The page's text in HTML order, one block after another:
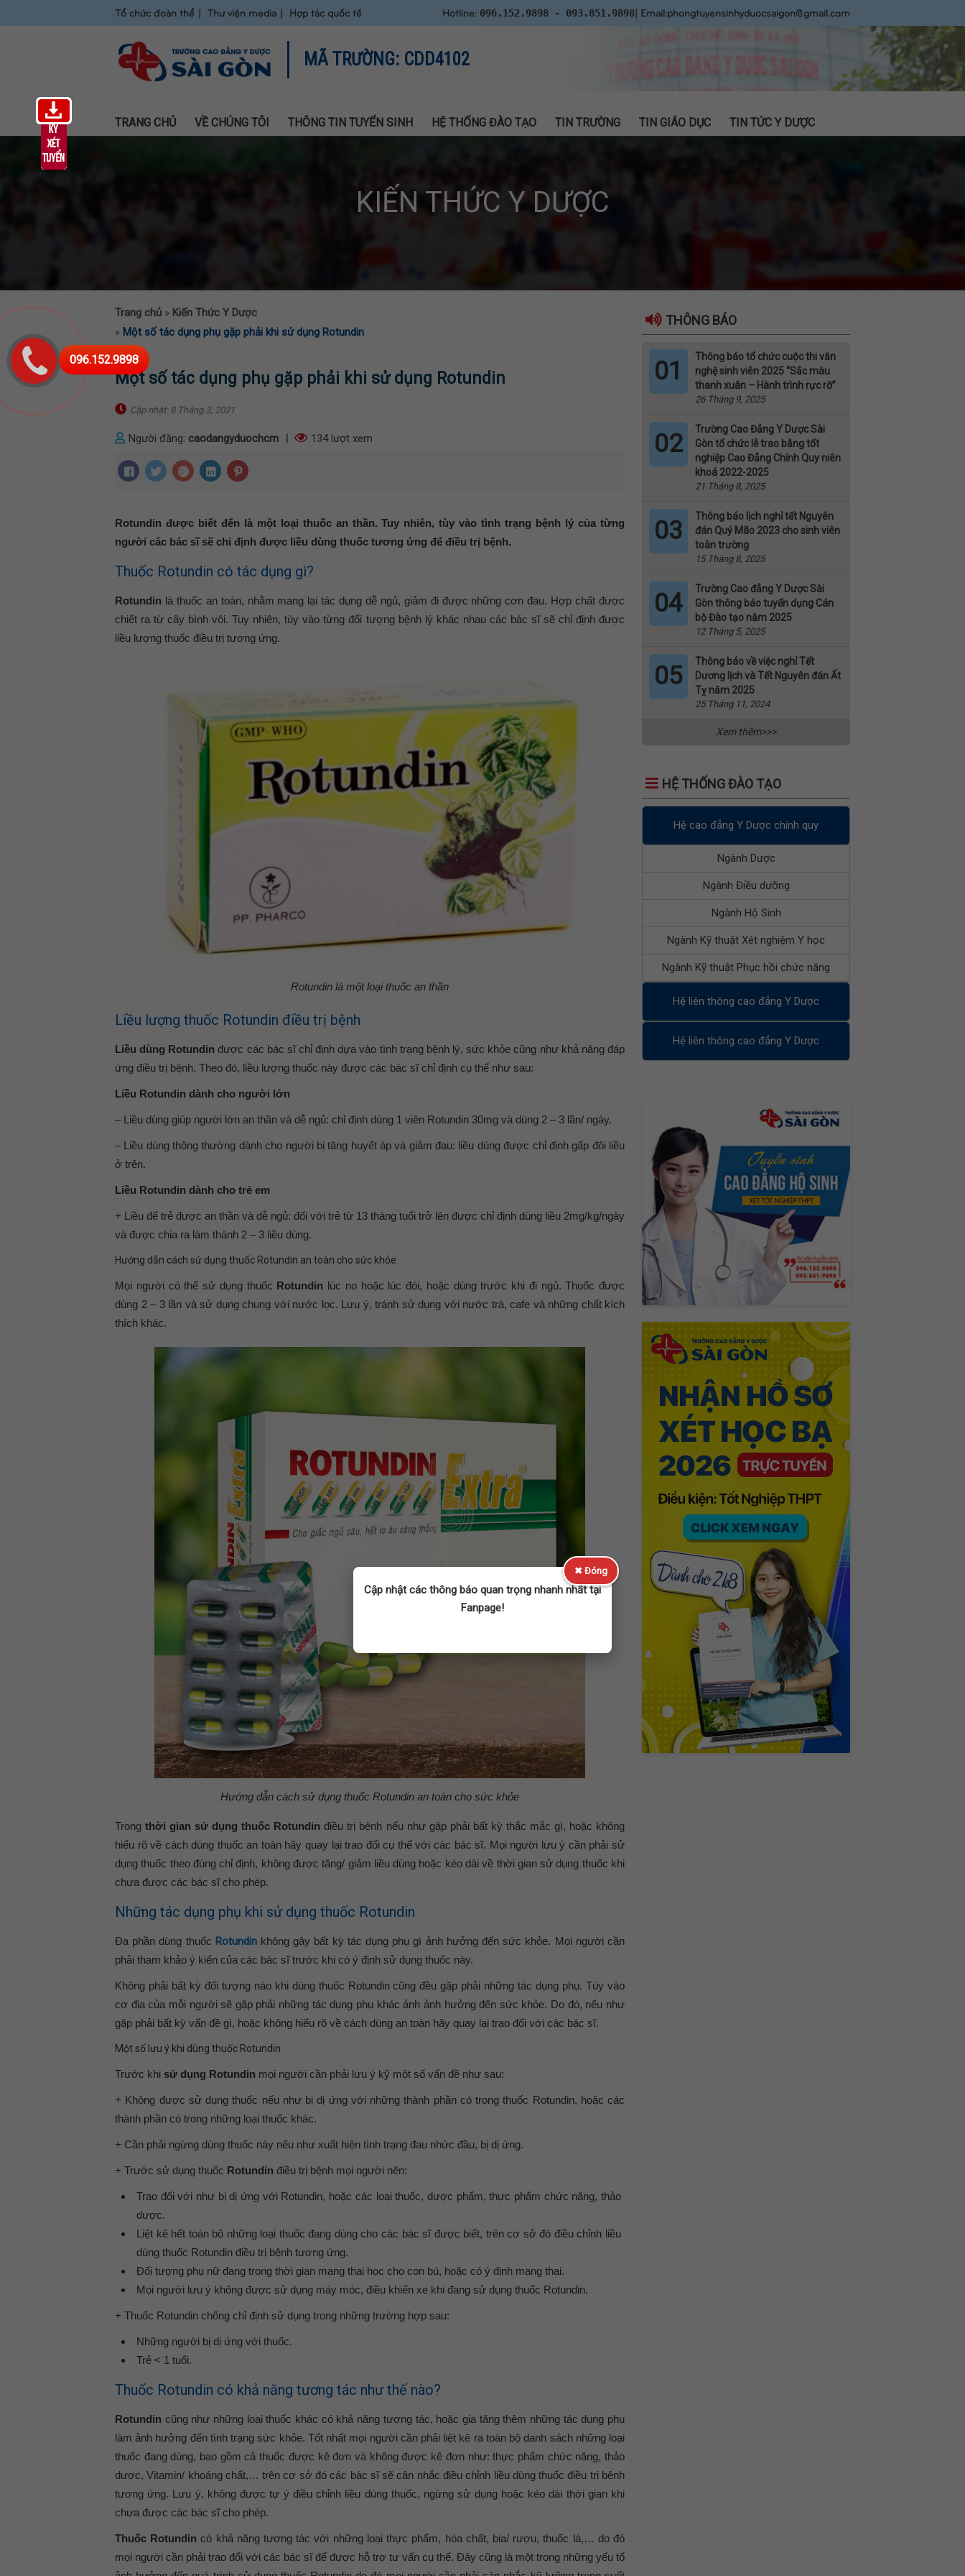
Tổ chức đoàn thể Thư viện media Hợp tác quốc tế Hotline: 096.152.9898 - 093.851.9898| Email:phongtuyensinhyduocsaigon@gmail.com
MÃ TRƯỜNG: CDD4102
TRANG CHỦ VỀ CHÚNG TÔI THÔNG TIN TUYỂN SINH HỆ THỐNG ĐÀO TẠO TIN TRƯỜNG TIN GIÁO DỤC TIN TỨC Y DƯỢC
096.152.9898
KIẾN THỨC Y DƯỢC
Trang chủ » Kiến Thức Y Dược
» Một số tác dụng phụ gặp phải khi sử dụng Rotundin
Một số tác dụng phụ gặp phải khi sử dụng Rotundin
Cập nhật: 8 Tháng 3, 2021
Người đăng: caodangyduochcm 134 lượt xem
Rotundin được biết đến là một loại thuốc an thần. Tuy nhiên, tùy vào tình trạng bệnh lý của từng
người các bác sĩ sẽ chỉ định được liều dùng thuốc tương ứng để điều trị bệnh.
Thuốc Rotundin có tác dụng gì?
Rotundin là thuốc an toàn, nhằm mang lại tác dụng dễ ngủ, giảm đi được những cơn đau. Hợp chất được
chiết ra từ cây bình vôi. Tuy nhiên, tùy vào từng đối tượng bệnh lý khác nhau các bác sĩ sẽ chỉ định được
liều lượng thuốc điều trị tương ứng.
Rotundin là một loại thuốc an thần
Liều lượng thuốc Rotundin điều trị bệnh
Liều dùng Rotundin được các bác sĩ chỉ định dựa vào tình trạng bệnh lý, sức khỏe cũng như khả năng đáp
ứng điều trị bệnh. Theo đó, liều lượng thuốc này được các bác sĩ chỉ định cụ thể như sau:
Liều Rotundin dành cho người lớn
– Liều dùng giúp người lớn an thần và dễ ngủ: chỉ định dùng 1 viên Rotundin 30mg và dùng 2 – 3 lần/ ngày.
– Liều dùng thông thường dành cho người bị tăng huyết áp và giảm đau: liều dùng được chỉ định gấp đôi liều
ở trên.
Liều Rotundin dành cho trẻ em
+ Liều để trẻ được an thần và dễ ngủ: đối với trẻ từ 13 tháng tuổi trở lên được chỉ định dùng liều 2mg/kg/ngày
và được chia ra làm thành 2 – 3 liều dùng.
Hướng dẫn cách sử dụng thuốc Rotundin an toàn cho sức khỏe
Mọi người có thể sử dụng thuốc Rotundin lúc no hoặc lúc đói, hoặc dùng trước khi đi ngủ. Thuốc được
dùng 2 – 3 lần và sử dụng chung với nước lọc. Lưu ý, tránh sử dụng với nước trà, cafe và những chất kích
thích khác.
Hướng dẫn cách sử dụng thuốc Rotundin an toàn cho sức khỏe
Trongthời gian sử dụng thuốc Rotundin điều trị bệnh nếu như gặp phải bất kỳ thắc mắc gì, hoặc không
hiểu rõ về cách dùng thuốc an toàn hãy quay lại trao đổi cụ thể với các bác sĩ. Mọi người lưu ý cần phải sử
dụng thuốc theo đúng chỉ định, không được tăng/ giảm liều dùng hoặc kéo dài về thời gian sử dụng thuốc khi
chưa được các bác sĩ cho phép.
Những tác dụng phụ khi sử dụng thuốc Rotundin
Đa phần dùng thuốc Rotundinkhông gây bất kỳ tác dụng phụ gì ảnh hưởng đến sức khỏe. Mọi người cần
phải tham khảo ý kiến của các bác sĩ trước khi có ý định sử dụng thuốc này.
Không phải bất kỳ đối tượng nào khi dùng thuốc Rotundin cũng đều gặp phải những tác dụng phụ. Tùy vào
cơ địa của mỗi người sẽ gặp phải những tác dụng phụ khác ảnh ảnh hưởng đến sức khỏe. Do đó, nếu như
gặp phải bất kỳ vấn đề gì, hoặc không hiểu rõ về cách dùng an toàn hãy quay lại trao đổi với các bác sĩ.
Một số lưu ý khi dùng thuốc Rotundin
Trước khi sử dụng Rotundin mọi người cần phải lưu ý kỹ một số vấn đề như sau:
+ Không được sử dụng thuốc nếu như bị dị ứng với những thành phần có trong thuốc Rotundin, hoặc các
thành phần có trong những loại thuốc khác.
+ Cần phải ngừng dùng thuốc này nếu như xuất hiện tình trạng đau nhức đầu, bị dị ứng.
+ Trước sử dụng thuốc Rotundin điều trị bệnh mọi người nên:
Trao đổi với như bị dị ứng với Rotundin, hoặc các loại thuốc, dược phẩm, thực phẩm chức năng, thảo
dược.
Liệt kê hết toàn bộ những loại thuốc đang dùng cho các bác sĩ được biết, trên cơ sở đó điều chỉnh liều
dùng thuốc Rotundin điều trị bệnh tương ứng.
Đối tượng phụ nữ đang trong thời gian mang thai học cho con bú, hoặc có ý định mang thai.
Mọi người lưu ý không được sử dụng máy móc, điều khiển xe khi đang sử dụng thuốc Rotundin.
+ Thuốc Rotundin chống chỉ định sử dụng trong những trường hợp sau:
Những người bị dị ứng với thuốc.
Trẻ < 1 tuổi.
Thuốc Rotundin có khả năng tương tác như thế nào?
Rotundin cũng như những loại thuốc khác có khả năng tương tác, hoặc gia tăng thêm những tác dụng phụ
làm ảnh hưởng đến tình trạng sức khỏe. Tốt nhất mọi người cần phải liệt kê ra toàn bộ danh sách những loại
thuốc đang dùng, bao gồm cả thuốc được kê đơn và không được kê đơn như: thực phẩm chức năng, thảo
dược, Vitamin/ khoáng chất,… trên cơ sở đó các bác sĩ sẽ cân nhắc điều chỉnh liều dùng thuốc điều trị bệnh
tương ứng. Lưu ý, không được tự ý điều chỉnh liều dùng thuốc, ngừng sử dụng hoặc kéo dài thời gian khi
chưa được các bác sĩ cho phép.
Thuốc Rotundin có khả năng tương tác với những loại thực phẩm, hóa chất, bia/ rượu, thuốc lá,… do đó
mọi người cần phải trao đổi với các bác sĩ để được hỗ trợ tư vấn cụ thể. Đây cũng là một trong những yếu tố
THÔNG BÁO
01
Thông báo tổ chức cuộc thi văn
nghệ sinh viên 2025 “Sắc màu
thanh xuân – Hành trình rực rỡ”
26 Tháng 9, 2025
02
Trường Cao Đẳng Y Dược Sài
Gòn tổ chức lễ trao bằng tốt
nghiệp Cao Đẳng Chính Quy niên
khoá 2022-2025
21 Tháng 8, 2025
03
Thông báo lịch nghỉ tết Nguyên
đán Quý Mão 2023 cho sinh viên
toàn trường
15 Tháng 8, 2025
04
Trường Cao đẳng Y Dược Sài
Gòn thông báo tuyển dụng Cán
bộ Đào tạo năm 2025
12 Tháng 5, 2025
05
Thông báo về việc nghỉ Tết
Dương lịch và Tết Nguyên đán Ất
Tỵ năm 2025
25 Tháng 11, 2024
Xem thêm>>>
HỆ THỐNG ĐÀO TẠO
Hệ cao đẳng Y Dược chính quy
Ngành Dược
Ngành Điều dưỡng
Ngành Hộ Sinh
Ngành Kỹ thuật Xét nghiệm Y học
Ngành Kỹ thuật Phục hồi chức năng
Hệ liên thông cao đẳng Y Dược
Hệ liên thông cao đẳng Y Dược
✖ Đóng
Cập nhật các thông báo quan trọng nhanh nhất tại
Fanpage!